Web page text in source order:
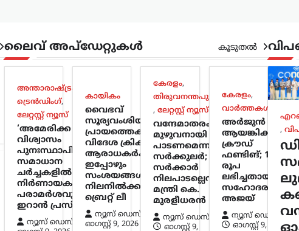
ലൈവ് അപ്‌ഡേറ്റുകൾ കൂടുതൽ
അന്താരാഷ്ട്രം
ട്രെൻഡിംഗ്,
ലേറ്റസ്റ്റ് ന്യൂസ്
‘അമേരിക്ക
വിശ്വാസം
പുനഃസ്ഥാപിക്കണം’;
സമാധാന
ചർച്ചകളിൽ
നിർണായക
പരാമർശവുമായി
ഇറാൻ പ്രസിഡന്റ്
ന്യൂസ് ഡെസ്ക്
കായികം
വൈഭവ്
സൂര്യവംശിയുടെ
പ്രായത്തെക്കുറിച്ച്
വിദേശ ക്രിക്കറ്റ്
ആരാധകർക്കിടയിൽ
ഇപ്പോഴും
സംശയങ്ങൾ
നിലനിൽക്കുന്നു:
ബ്രെറ്റ് ലീ
ന്യൂസ് ഡെസ്ക്
ഓഗസ്റ്റ്‌ 9, 2026
കേരളം,
തിരുവനന്തപുരം
,ലേറ്റസ്റ്റ് ന്യൂസ്
വന്ദേമാതരം
മുഴുവനായി
പാടണമെന്ന
സർക്കുലർ;
സർക്കാർ
നിലപാടല്ലെന്ന്
മന്ത്രി കെ.
മുരളീധരൻ
ന്യൂസ് ഡെസ്ക്
ഓഗസ്റ്റ്‌ 9,
കേരളം,
വാർത്തകൾ
അർജുൻ
ആയങ്കിക്കായി
ക്രൗഡ്
ഫണ്ടിങ്; 16,000
രൂപ
ലഭിച്ചതായി
സഹോദരൻ
അജയ്
ന്യൂസ് ഡെസ്ക്
ഓഗസ്റ്റ്‌ 9, 2026
,